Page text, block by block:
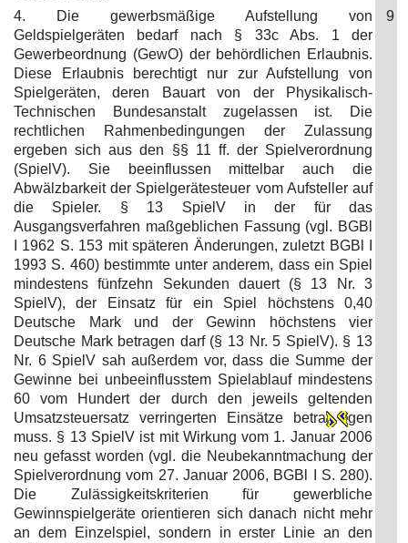
4. Die gewerbsmäßige Aufstellung von
Geldspielgeräten bedarf nach § 33c Abs. 1 der
Gewerbeordnung (GewO) der behördlichen Erlaubnis.
Diese Erlaubnis berechtigt nur zur Aufstellung von
Spielgeräten, deren Bauart von der Physikalisch-
Technischen Bundesanstalt zugelassen ist. Die
rechtlichen Rahmenbedingungen der Zulassung
ergeben sich aus den §§ 11 ff. der Spielverordnung
(SpielV). Sie beeinflussen mittelbar auch die
Abwälzbarkeit der Spielgerätesteuer vom Aufsteller auf
die Spieler. § 13 SpielV in der für das
Ausgangsverfahren maßgeblichen Fassung (vgl. BGBl
I 1962 S. 153 mit späteren Änderungen, zuletzt BGBl I
1993 S. 460) bestimmte unter anderem, dass ein Spiel
mindestens fünfzehn Sekunden dauert (§ 13 Nr. 3
SpielV), der Einsatz für ein Spiel höchstens 0,40
Deutsche Mark und der Gewinn höchstens vier
Deutsche Mark betragen darf (§ 13 Nr. 5 SpielV). § 13
Nr. 6 SpielV sah außerdem vor, dass die Summe der
Gewinne bei unbeeinflusstem Spielablauf mindestens
60 vom Hundert der durch den jeweils geltenden
Umsatzsteuersatz verringerten Einsätze betra
gen
muss. § 13 SpielV ist mit Wirkung vom 1. Januar 2006
neu gefasst worden (vgl. die Neubekanntmachung der
Spielverordnung vom 27. Januar 2006, BGBl I S. 280).
Die Zulässigkeitskriterien für gewerbliche
Gewinnspielgeräte orientieren sich danach nicht mehr
an dem Einzelspiel, sondern in erster Linie an den
9